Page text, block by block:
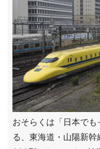
おそらくは「日本で
る、東海道・山陽新